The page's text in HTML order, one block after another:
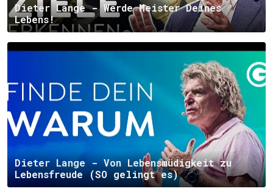
Dieter Lange - Werde Meister Deines
Lebens!
Dieter Lange - Von Lebensmüdigkeit zu
Lebensfreude (SO gelingt es)